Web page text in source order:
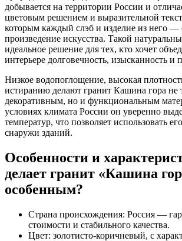
добывается на территории России и
цветовым решением и выразительной
которым каждый слэб и изделие из него —
произведение искусства. Такой
идеальное решение для тех, кто хочет
интерьере долговечность, изысканность и
Низкое водопоглощение, высокая
истиранию делают гранит Кашина гора не
декоративным, но и функциональным
условиях климата России он уверенно
температур, что позволяет использовать
снаружи зданий.
Особенности и
делает гранит «Кашина
особенным?
Страна происхождения: Россия —
стоимости и стабильного качества.
Цвет: золотисто-коричневый, с